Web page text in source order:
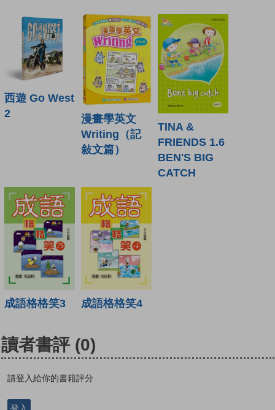
西遊 Go West
2
漫畫學英文
Writing（記
敍文篇）
TINA &
FRIENDS 1.6
BEN'S BIG
CATCH
成語格格笑3 成語格格笑4
讀者書評 (0)
請登入給你的書籍評分